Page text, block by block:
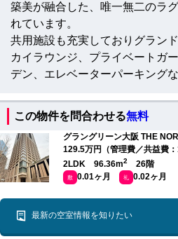
築美が融合した、唯一無二のラ
れています。
共用施設も充実しておりグラン
カイラウンジ、プライベートガ
デン、エレベーターパーキング
この物件を問合わせる無料
グラングリーン大阪 THE
129.5万円（管理費／共益費：
2LDK 96.36m2 26階
敷 0.01ヶ月 礼 0.02ヶ月
最新の空室情報を知りたい